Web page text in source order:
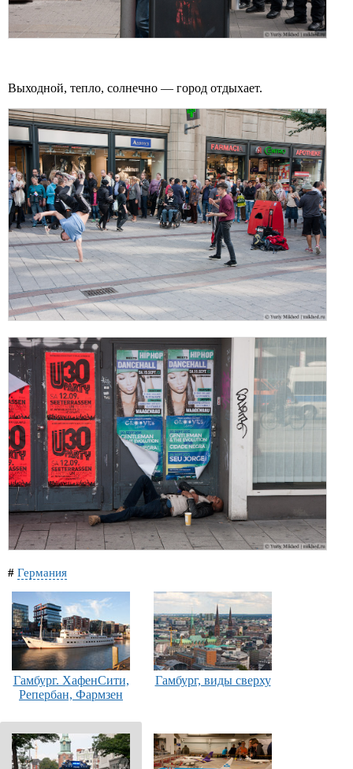
Выходной, тепло, солнечно — город отдыхает.
# Германия
Гамбург. ХафенСити,
Репербан, Фармзен
Гамбург, виды сверху